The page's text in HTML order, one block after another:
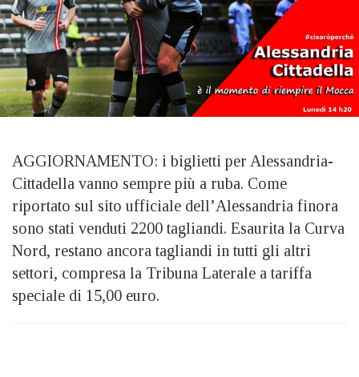
AGGIORNAMENTO: i biglietti per Alessandria-
Cittadella vanno sempre più a ruba. Come
riportato sul sito ufficiale dell’Alessandria finora
sono stati venduti 2200 tagliandi. Esaurita la Curva
Nord, restano ancora tagliandi in tutti gli altri
settori, compresa la Tribuna Laterale a tariffa
speciale di 15,00 euro.